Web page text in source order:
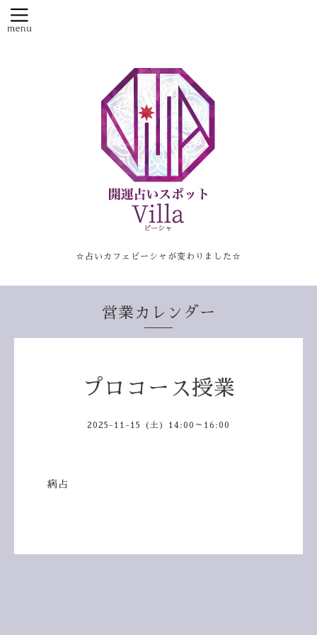
☆占いカフェビーシャが変わりました☆
営業カレンダー
プロコース授業
2025-11-15 (土) 14:00～16:00
病占